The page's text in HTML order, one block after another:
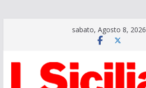
sabato, Agosto 8, 2026